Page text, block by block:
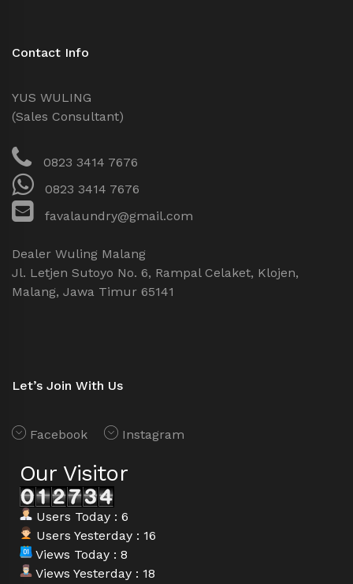
Contact Info
YUS WULING
(Sales Consultant)
0823 3414 7676
0823 3414 7676
favalaundry@gmail.com
Dealer Wuling Malang
Jl. Letjen Sutoyo No. 6, Rampal Celaket, Klojen,
Malang, Jawa Timur 65141
Let’s Join With Us
Facebook Instagram
Our Visitor
Users Today : 6
Users Yesterday : 16
Views Today : 8
Views Yesterday : 18